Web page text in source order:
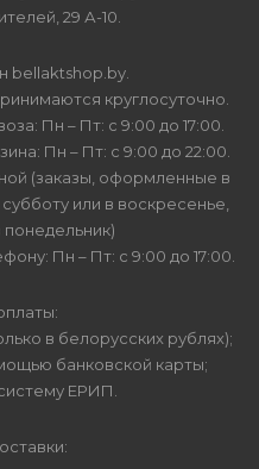
29 А-10.
bellaktshop.by.
круглосуточно.
Пн – Пт: с 9:00 до 17:00.
Пн – Пт: с 9:00 до 22:00.
(заказы, оформленные в
или в воскресенье,
Пн – Пт: с 9:00 до 17:00.
в белорусских рублях);
банковской карты;
ЕРИП.